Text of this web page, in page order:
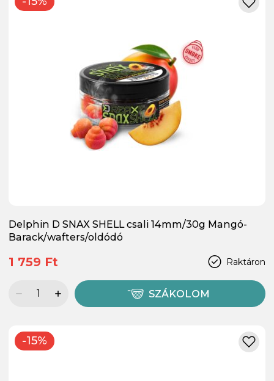
Delphin D SNAX SHELL csali 14mm/30g Mangó-
Barack/wafters/oldódó
Raktáron
1 759 Ft
SZÁKOLOM
-15%